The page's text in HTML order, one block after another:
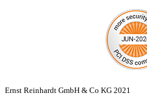
Ernst Reinhardt GmbH & Co KG 2021